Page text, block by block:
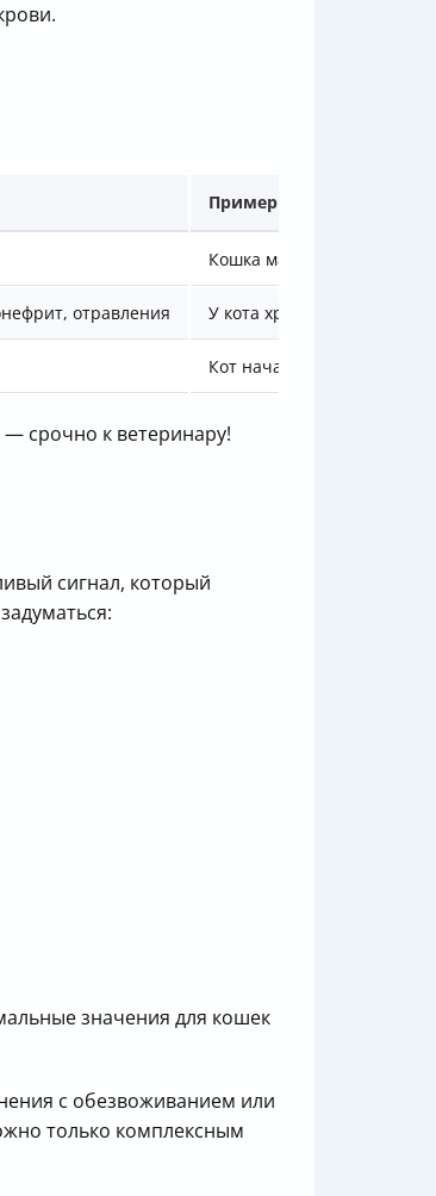
Пример из жизни
Кошка мало пьет, у нее
отравления У кота хроническая
Кот начал тужиться и
срочно к ветеринару!
сигнал, который
значения для кошек
с обезвоживанием или
только комплексным